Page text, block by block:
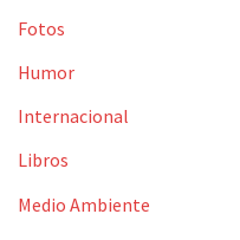
Fotos
Humor
Internacional
Libros
Medio Ambiente